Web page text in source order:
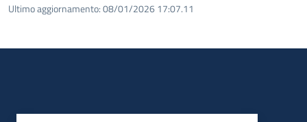
Ultimo aggiornamento:08/01/2026 17:07.11